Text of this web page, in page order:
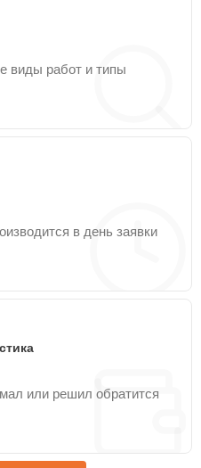
виды работ и типы
в день заявки
или решил обратится